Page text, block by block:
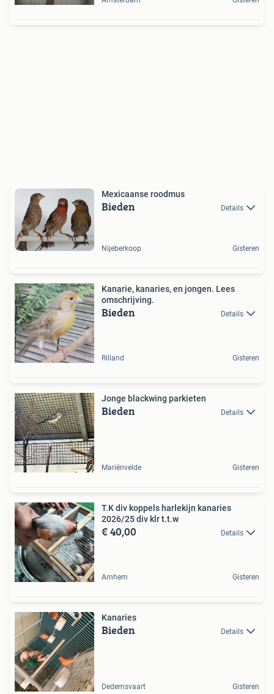
Mexicaanse roodmus
Bieden Details
Nijeberkoop Gisteren
Kanarie, kanaries, en jongen. Lees
omschrijving.
Bieden Details
Rilland Gisteren
Jonge blackwing parkieten
Bieden Details
Mariënvelde Gisteren
T.K div koppels harlekijn kanaries
2026/25 div klr t.t.w
€ 40,00 Details
Arnhem Gisteren
Kanaries
Bieden Details
Dedemsvaart Gisteren